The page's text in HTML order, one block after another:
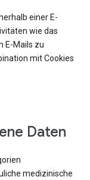
einer E-
wie das
E-Mails zu
mit Cookies
Daten
medizinische